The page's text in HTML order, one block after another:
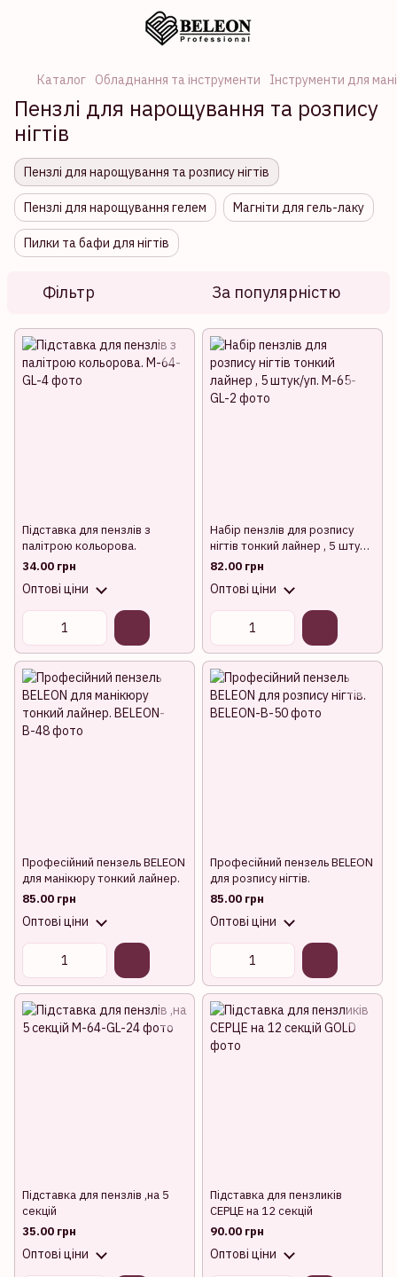
Каталог Обладнання та інструменти Інструменти для
Пензлі для нарощування та розпису
нігтів
Пензлі для нарощування та розпису нігтів
Пензлі для нарощування гелем Магніти для гель-лаку
Пилки та бафи для нігтів
Фільтр За популярністю
Підставка для пензлів з
палітрою кольорова.
34.00 грн
Оптові ціни
Набір пензлів для розпису
нігтів тонкий лайнер , 5 штук/
уп.
82.00 грн
Оптові ціни
Професійний пензель BELEON
для манікюру тонкий лайнер.
85.00 грн
Оптові ціни
Професійний пензель BELEON
для розпису нігтів.
85.00 грн
Оптові ціни
Підставка для пензлів ,на 5
секцій
35.00 грн
Оптові ціни
Підставка для пензликів
СЕРЦЕ на 12 секцій
90.00 грн
Оптові ціни